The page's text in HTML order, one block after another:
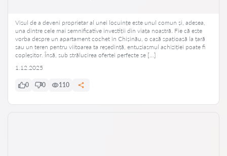
Visul de a deveni proprietar al unei locuințe este unul comun și, adesea,
una dintre cele mai semnificative investiții din viața noastră. Fie că este
vorba despre un apartament cochet în Chișinău, o casă spațioasă la țară
sau un teren pentru viitoarea ta reședință, entuziasmul achiziției poate fi
copleșitor. Însă, sub strălucirea ofertei perfecte se […]
1.12.2025
0 0 110